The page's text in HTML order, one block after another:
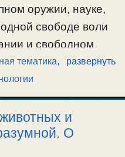
…
оружии, науке,
свободе воли
и свободном
новые технологии и
,#психотропноеоружие
тематика, развернуть
и
О